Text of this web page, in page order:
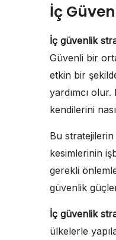
İç
İç güvenlik
Güvenli bir
etkin bir
yardımcı
kendilerini
Bu
kesimlerinin
gerekli
güvenlik
İç güvenlik
ülkelerle